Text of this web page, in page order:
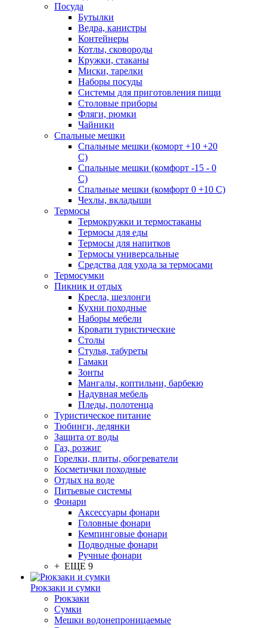
Посуда
Бутылки
Ведра, канистры
Контейнеры
Котлы, сковороды
Кружки, стаканы
Миски, тарелки
Наборы посуды
Системы для приготовления пищи
Столовые приборы
Фляги, рюмки
Чайники
Спальные мешки
Спальные мешки (коморт +10 +20
С)
Спальные мешки (комфорт -15 - 0
С)
Спальные мешки (комфорт 0 +10 С)
Чехлы, вкладыши
Термосы
Термокружки и термостаканы
Термосы для еды
Термосы для напитков
Термосы универсальные
Средства для ухода за термосами
Термосумки
Пикник и отдых
Кресла, шезлонги
Кухни походные
Наборы мебели
Кровати туристические
Столы
Стулья, табуреты
Гамаки
Зонты
Мангалы, коптильни, барбекю
Надувная мебель
Пледы, полотенца
Туристическое питание
Тюбинги, ледянки
Защита от воды
Газ, розжиг
Горелки, плиты, обогреватели
Косметички походные
Отдых на воде
Питьевые системы
Фонари
Аксессуары фонари
Головные фонари
Кемпинговые фонари
Подводные фонари
Ручные фонари
+ ЕЩЕ 9
Рюкзаки и сумки
Рюкзаки
Сумки
Мешки водонепроницаемые